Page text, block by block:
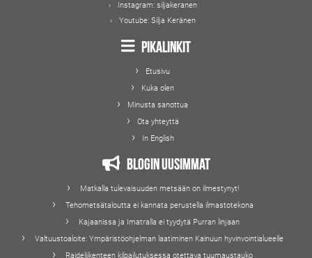
Instagram: siljakeranen
Youtube: Silja Keränen
Pikalinkit
Etusivu
Kuka olen
Minusta sanottua
Ota yhteyttä
In English
Blogin uusimmat
Matkalla tulevaisuuden metsään on ilmestynyt!
Tehometsätaloutta ei kannata perustella ilmastotekona
Kajaanissa ja Imatralla ei tyydytä Purran linjaan
Valtuustoaloite: Ympäristöohjelman laatiminen Kainuun hyvinvointialueelle
Raideliikenteen kilpailutuksessa otettava tuumaustauko